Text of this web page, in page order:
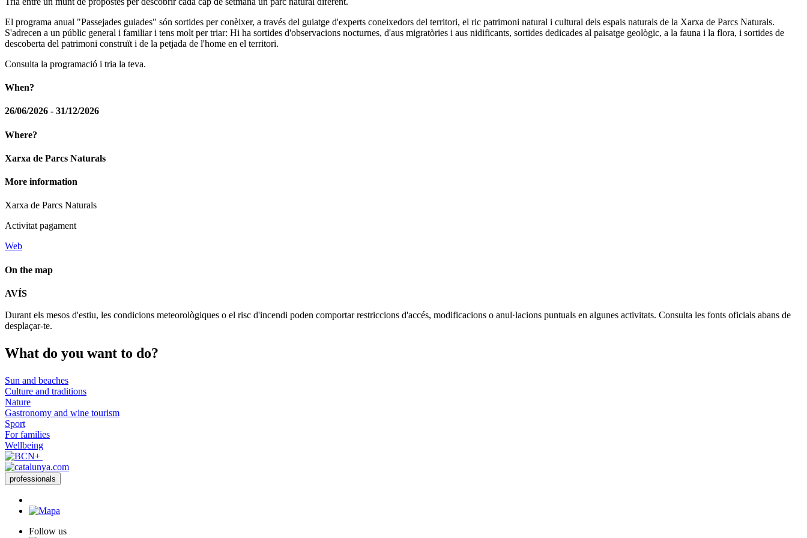
El programa anual "Passejades guiades" són sortides per conèixer, a través del guiatge d'experts coneixedors del territori, el ric patrimoni natural i cultural dels espais naturals de la Xarxa de Parcs Naturals.
S'adrecen a un públic general i familiar i tens molt per triar: Hi ha sortides d'observacions nocturnes, d'aus migratòries i aus nidificants, sortides dedicades al paisatge geològic, a la fauna i la flora, i sortides de
descoberta del patrimoni construït i de la petjada de l'home en el territori.
Consulta la programació i tria la teva.
When?
26/06/2026 - 31/12/2026
Where?
Xarxa de Parcs Naturals
More information
Xarxa de Parcs Naturals
Activitat pagament
Web
On the map
−
AVÍS
Durant els mesos d'estiu, les condicions meteorològiques o el risc d'incendi poden comportar restriccions d'accés, modificacions o anul·lacions puntuals en algunes activitats. Consulta les fonts oficials abans de
desplaçar-te.
What do you want to do?
Sun and beaches
Culture and traditions
Nature
Gastronomy and wine tourism
Sport
For families
Wellbeing
professionals
Follow us